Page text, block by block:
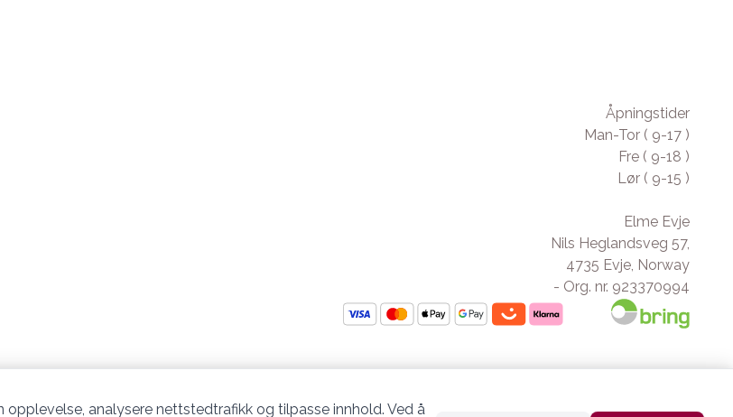
Åpningstider
Man-Tor ( 9-17 )
Fre ( 9-18 )
Lør ( 9-15 )
Elme Evje
Nils Heglandsveg 57,
4735 Evje, Norway
- Org. nr. 923370994
analysere nettstedtrafikk og tilpasse innhold. Ved å